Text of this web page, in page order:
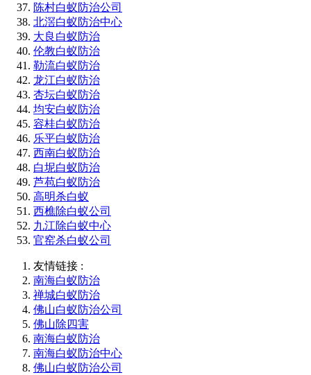
陈村白蚁防治公司
北滘白蚁防治中心
大良白蚁防治
伦教白蚁防治
勒流白蚁防治
龙江白蚁防治
杏坛白蚁防治
均安白蚁防治
容桂白蚁防治
乐平白蚁防治
西南白蚁防治
白坭白蚁防治
芦苞白蚁防治
高明杀白蚁
西樵除白蚁公司
九江除白蚁中心
官窑杀白蚁公司
友情链接 :
南海白蚁防治
禅城白蚁防治
佛山白蚁防治公司
佛山除四害
南海白蚁防治
南海白蚁防治中心
佛山白蚁防治公司